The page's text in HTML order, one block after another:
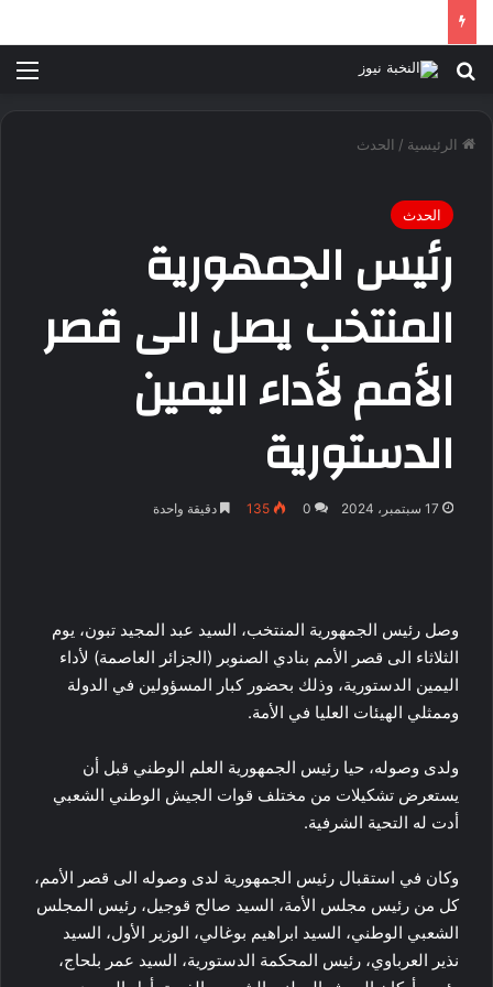
بحث عن
الرئيسية / الحدث
الحدث
رئيس الجمهورية
المنتخب يصل الى قصر
الأمم لأداء اليمين
الدستورية
17 سبتمبر، 2024 0
135 دقيقة واحدة
وصل رئيس الجمهورية المنتخب، السيد عبد المجيد تبون، يوم
الثلاثاء الى قصر الأمم بنادي الصنوبر (الجزائر العاصمة) لأداء
اليمين الدستورية، وذلك بحضور كبار المسؤولين في الدولة
وممثلي الهيئات العليا في الأمة.
ولدى وصوله، حيا رئيس الجمهورية العلم الوطني قبل أن
يستعرض تشكيلات من مختلف قوات الجيش الوطني الشعبي
أدت له التحية الشرفية.
وكان في استقبال رئيس الجمهورية لدى وصوله الى قصر الأمم،
كل من رئيس مجلس الأمة، السيد صالح قوجيل، رئيس المجلس
الشعبي الوطني، السيد ابراهيم بوغالي، الوزير الأول، السيد
نذير العرباوي، رئيس المحكمة الدستورية، السيد عمر بلحاج،